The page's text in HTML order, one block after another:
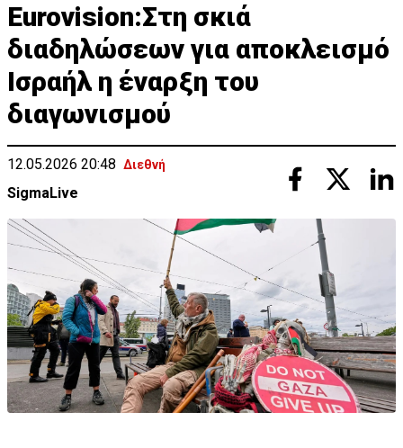
Eurovision:Στη σκιά
διαδηλώσεων για αποκλεισμό
Ισραήλ η έναρξη του
διαγωνισμού
12.05.2026 20:48 Διεθνή
SigmaLive